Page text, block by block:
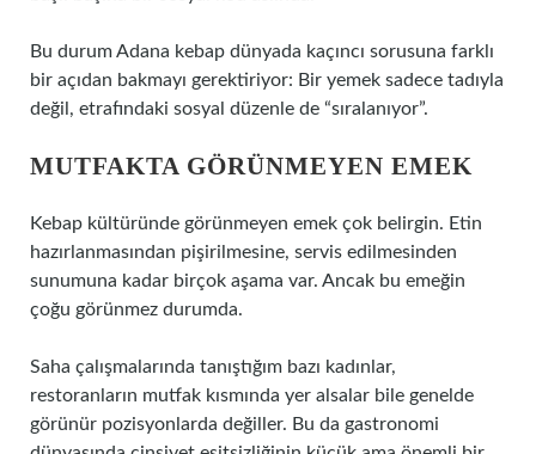
Bu durum Adana kebap dünyada kaçıncı sorusuna farklı
bir açıdan bakmayı gerektiriyor: Bir yemek sadece tadıyla
değil, etrafındaki sosyal düzenle de “sıralanıyor”.
MUTFAKTA GÖRÜNMEYEN EMEK
Kebap kültüründe görünmeyen emek çok belirgin. Etin
hazırlanmasından pişirilmesine, servis edilmesinden
sunumuna kadar birçok aşama var. Ancak bu emeğin
çoğu görünmez durumda.
Saha çalışmalarında tanıştığım bazı kadınlar,
restoranların mutfak kısmında yer alsalar bile genelde
görünür pozisyonlarda değiller. Bu da gastronomi